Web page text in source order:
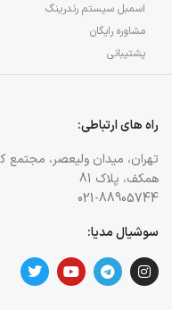
اسمبل سیستم رندرینگ
مشاوره رایگان
پشتیبانی
راه های ارتباطی:
تهران، میدان ولیعصر، مجتمع
همکف، پلاک 81
021-88905744
سوشیال مدیا: